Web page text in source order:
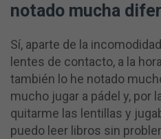
notado mucha
Sí, aparte de la
lentes de contacto, a la
también lo he notado
mucho jugar a pádel y, por
quitarme las lentillas y
puedo leer libros sin